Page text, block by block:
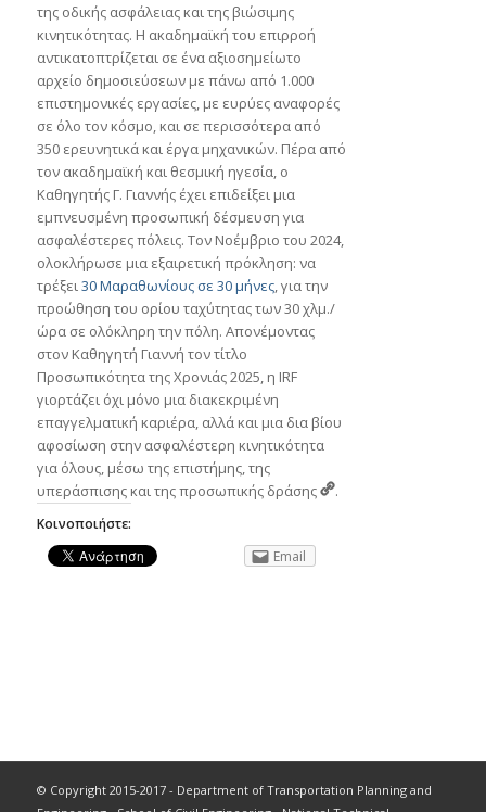
της οδικής ασφάλειας και της βιώσιμης
κινητικότητας. Η ακαδημαϊκή του επιρροή
αντικατοπτρίζεται σε ένα αξιοσημείωτο
αρχείο δημοσιεύσεων με πάνω από 1.000
επιστημονικές εργασίες, με ευρύες αναφορές
σε όλο τον κόσμο, και σε περισσότερα από
350 ερευνητικά και έργα μηχανικών. Πέρα από
τον ακαδημαϊκή και θεσμική ηγεσία, ο
Καθηγητής Γ. Γιαννής έχει επιδείξει μια
εμπνευσμένη προσωπική δέσμευση για
ασφαλέστερες πόλεις. Τον Νοέμβριο του 2024,
ολοκλήρωσε μια εξαιρετική πρόκληση: να
τρέξει30 Μαραθωνίους σε 30 μήνες, για την
προώθηση του ορίου ταχύτητας των 30 χλμ./
ώρα σε ολόκληρη την πόλη. Απονέμοντας
στον Καθηγητή Γιαννή τον τίτλο
Προσωπικότητα της Χρονιάς 2025, η IRF
γιορτάζει όχι μόνο μια διακεκριμένη
επαγγελματική καριέρα, αλλά και μια δια βίου
αφοσίωση στην ασφαλέστερη κινητικότητα
για όλους, μέσω της επιστήμης, της
υπεράσπισης και της προσωπικής δράσης
.
Κοινοποιήστε:
Email
© Copyright 2015-2017 - Department of Transportation Planning and